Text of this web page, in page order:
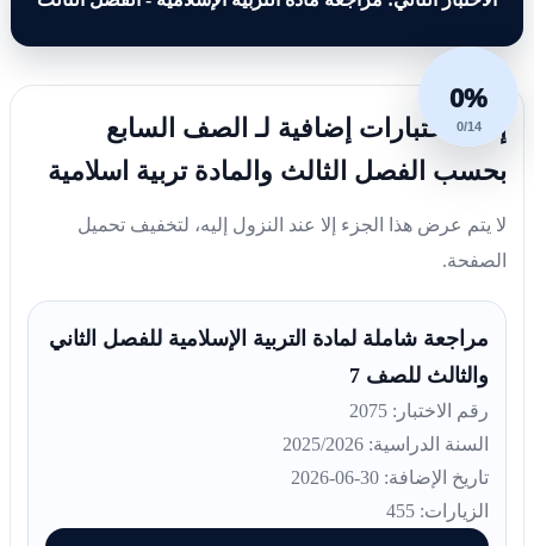
0%
0/14
إليك اختبارات إضافية لـ الصف السابع
بحسب الفصل الثالث والمادة تربية اسلامية
لا يتم عرض هذا الجزء إلا عند النزول إليه، لتخفيف تحميل
الصفحة.
مراجعة شاملة لمادة التربية الإسلامية للفصل الثاني
والثالث للصف 7
رقم الاختبار: 2075
السنة الدراسية: 2025/2026
تاريخ الإضافة: 30-06-2026
الزيارات: 455